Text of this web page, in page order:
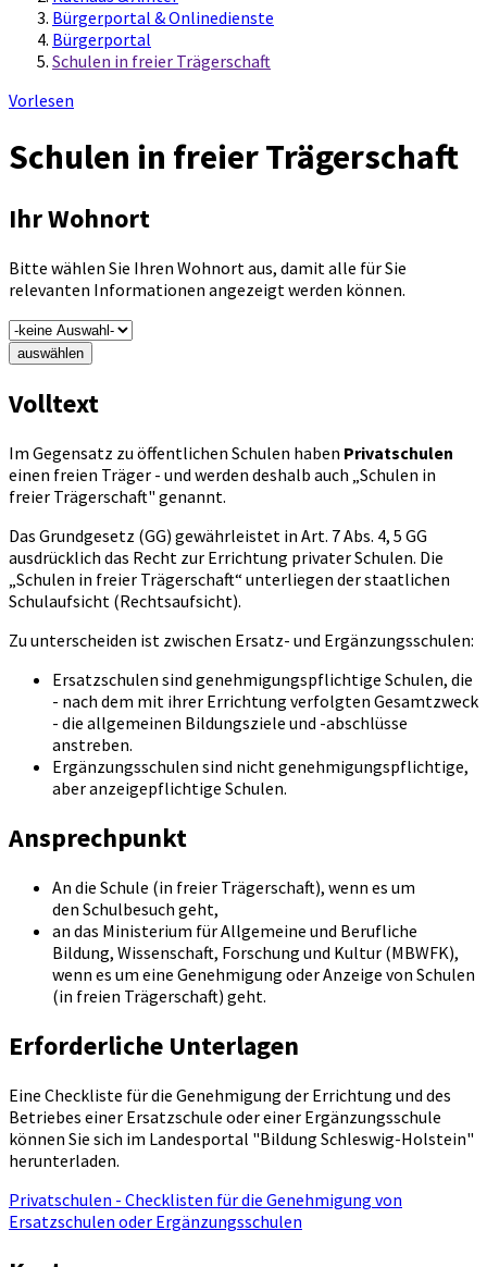
Bürgerportal & Onlinedienste
Bürgerportal
Schulen in freier Trägerschaft
Vorlesen
Schulen in freier Trägerschaft
Ihr Wohnort
Bitte wählen Sie Ihren Wohnort aus, damit alle für Sie
relevanten Informationen angezeigt werden können.
auswählen
Volltext
Im Gegensatz zu öffentlichen Schulen haben Privatschulen
einen freien Träger - und werden deshalb auch „Schulen in
freier Trägerschaft" genannt.
Das Grundgesetz (GG) gewährleistet in Art. 7 Abs. 4, 5 GG
ausdrücklich das Recht zur Errichtung privater Schulen. Die
„Schulen in freier Trägerschaft“ unterliegen der staatlichen
Schulaufsicht (Rechtsaufsicht).
Zu unterscheiden ist zwischen Ersatz- und Ergänzungsschulen:
Ersatzschulen sind genehmigungspflichtige Schulen, die
- nach dem mit ihrer Errichtung verfolgten Gesamtzweck
- die allgemeinen Bildungsziele und -abschlüsse
anstreben.
Ergänzungsschulen sind nicht genehmigungspflichtige,
aber anzeigepflichtige Schulen.
Ansprechpunkt
An die Schule (in freier Trägerschaft), wenn es um
den Schulbesuch geht,
an das Ministerium für Allgemeine und Berufliche
Bildung, Wissenschaft, Forschung und Kultur (MBWFK),
wenn es um eine Genehmigung oder Anzeige von Schulen
(in freien Trägerschaft) geht.
Erforderliche Unterlagen
Eine Checkliste für die Genehmigung der Errichtung und des
Betriebes einer Ersatzschule oder einer Ergänzungsschule
können Sie sich im Landesportal "Bildung Schleswig-Holstein"
herunterladen.
Privatschulen - Checklisten für die Genehmigung von
Ersatzschulen oder Ergänzungsschulen